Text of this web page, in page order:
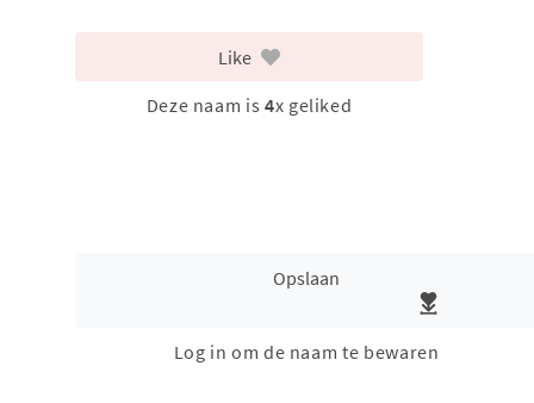
Like
Deze naam is 4x geliked
Opslaan
Log in om de naam te bewaren